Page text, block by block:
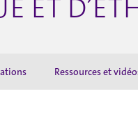
ET
Ressources et